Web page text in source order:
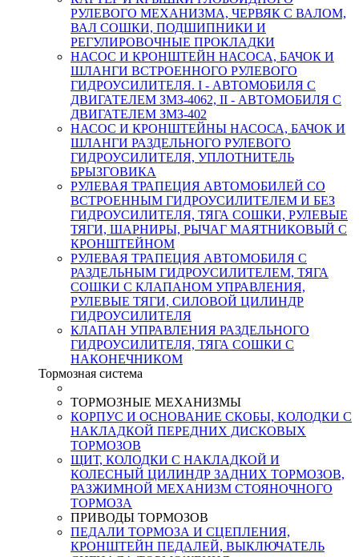
РУЛЕВОГО МЕХАНИЗМА, ЧЕРВЯК С ВАЛОМ,
ВАЛ СОШКИ, ПОДШИПНИКИ И
РЕГУЛИРОВОЧНЫЕ ПРОКЛАДКИ
НАСОС И КРОНШТЕЙН НАСОСА, БАЧОК И
ШЛАНГИ ВСТРОЕННОГО РУЛЕВОГО
ГИДРОУСИЛИТЕЛЯ. I - АВТОМОБИЛЯ С
ДВИГАТЕЛЕМ ЗМЗ-4062, II - АВТОМОБИЛЯ С
ДВИГАТЕЛЕМ ЗМЗ-402
НАСОС И КРОНШТЕЙНЫ НАСОСА, БАЧОК И
ШЛАНГИ РАЗДЕЛЬНОГО РУЛЕВОГО
ГИДРОУСИЛИТЕЛЯ, УПЛОТНИТЕЛЬ
БРЫЗГОВИКА
РУЛЕВАЯ ТРАПЕЦИЯ АВТОМОБИЛЕЙ СО
ВСТРОЕННЫМ ГИДРОУСИЛИТЕЛЕМ И БЕЗ
ГИДРОУСИЛИТЕЛЯ, ТЯГА СОШКИ, РУЛЕВЫЕ
ТЯГИ, ШАРНИРЫ, РЫЧАГ МАЯТНИКОВЫЙ С
КРОНШТЕЙНОМ
РУЛЕВАЯ ТРАПЕЦИЯ АВТОМОБИЛЯ С
РАЗДЕЛЬНЫМ ГИДРОУСИЛИТЕЛЕМ, ТЯГА
СОШКИ С КЛАПАНОМ УПРАВЛЕНИЯ,
РУЛЕВЫЕ ТЯГИ, СИЛОВОЙ ЦИЛИНДР
ГИДРОУСИЛИТЕЛЯ
КЛАПАН УПРАВЛЕНИЯ РАЗДЕЛЬНОГО
ГИДРОУСИЛИТЕЛЯ, ТЯГА СОШКИ С
НАКОНЕЧНИКОМ
Тормозная система
ТОРМОЗНЫЕ МЕХАНИЗМЫ
КОРПУС И ОСНОВАНИЕ СКОБЫ, КОЛОДКИ С
НАКЛАДКОЙ ПЕРЕДНИХ ДИСКОВЫХ
ТОРМОЗОВ
ЩИТ, КОЛОДКИ С НАКЛАДКОЙ И
КОЛЕСНЫЙ ЦИЛИНДР ЗАДНИХ ТОРМОЗОВ,
РАЗЖИМНОЙ МЕХАНИЗМ СТОЯНОЧНОГО
ТОРМОЗА
ПРИВОДЫ ТОРМОЗОВ
ПЕДАЛИ ТОРМОЗА И СЦЕПЛЕНИЯ,
КРОНШТЕЙН ПЕДАЛЕЙ, ВЫКЛЮЧАТЕЛЬ